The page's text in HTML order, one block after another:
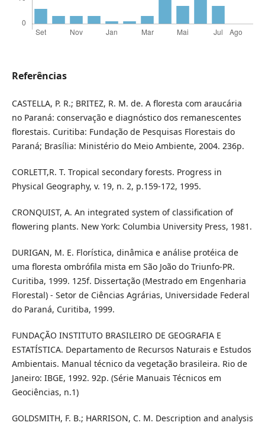
Referências
CASTELLA, P. R.; BRITEZ, R. M. de. A floresta com araucária
no Paraná: conservação e diagnóstico dos remanescentes
florestais. Curitiba: Fundação de Pesquisas Florestais do
Paraná; Brasília: Ministério do Meio Ambiente, 2004. 236p.
CORLETT,R. T. Tropical secondary forests. Progress in
Physical Geography, v. 19, n. 2, p.159-172, 1995.
CRONQUIST, A. An integrated system of classification of
flowering plants. New York: Columbia University Press, 1981.
DURIGAN, M. E. Florística, dinâmica e análise protéica de
uma floresta ombrófila mista em São João do Triunfo-PR.
Curitiba, 1999. 125f. Dissertação (Mestrado em Engenharia
Florestal) - Setor de Ciências Agrárias, Universidade Federal
do Paraná, Curitiba, 1999.
FUNDAÇÃO INSTITUTO BRASILEIRO DE GEOGRAFIA E
ESTATÍSTICA. Departamento de Recursos Naturais e Estudos
Ambientais. Manual técnico da vegetação brasileira. Rio de
Janeiro: IBGE, 1992. 92p. (Série Manuais Técnicos em
Geociências, n.1)
GOLDSMITH, F. B.; HARRISON, C. M. Description and analysis